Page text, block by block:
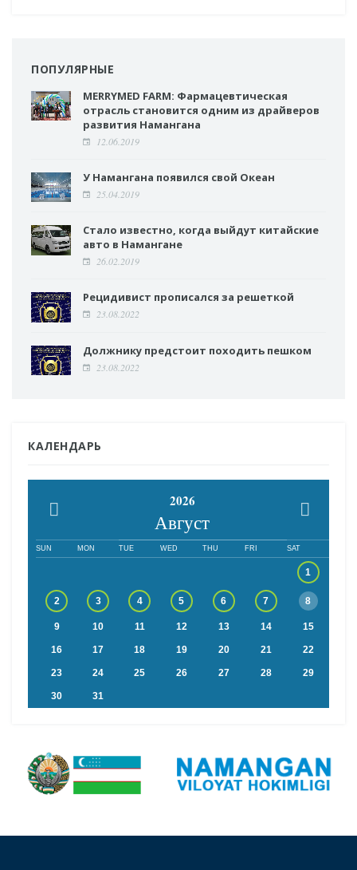
ПОПУЛЯРНЫЕ
MERRYMED FARM: Фармацевтическая
отрасль становится одним из драйверов
развития Намангана
12.06.2019
У Намангана появился свой Океан
25.04.2019
Стало известно, когда выйдут китайские
авто в Намангане
26.02.2019
Рецидивист прописался за решеткой
23.08.2022
Должнику предстоит походить пешком
23.08.2022
КАЛЕНДАРЬ
2026
Август
SUN MON TUE WED THU FRI SAT
1
2 3 4 5 6 7 8
9 10 11 12 13 14 15
16 17 18 19 20 21 22
23 24 25 26 27 28 29
30 31